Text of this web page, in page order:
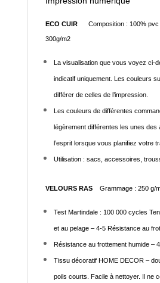
ECO CUIR Composition : 100%
300g/m2
La visualisation que vous voyez ci-
indicatif uniquement. Les couleurs
différer de celles de l’impression.
Les couleurs de différentes
légèrement différentes les unes
l’esprit lorsque vous planifiez votre
Utilisation : sacs, accessoires,
VELOURS RAS Grammage : 250 g/
Test Martindale : 100 000 cycles
et au pelage – 4-5 Résistance au
Résistance au frottement humide – 4
Tissu décoratif HOME DECOR –
poils courts. Facile à nettoyer. Il ne